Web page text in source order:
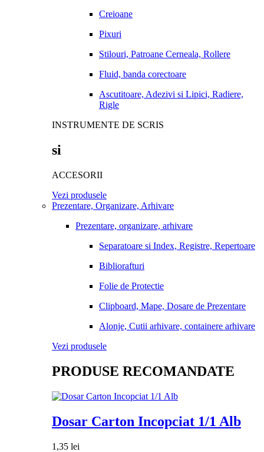
Creioane
Pixuri
Stilouri, Patroane Cerneala, Rollere
Fluid, banda corectoare
Ascutitoare, Adezivi si Lipici, Radiere,
Rigle
INSTRUMENTE DE SCRIS
si
ACCESORII
Vezi produsele
Prezentare, Organizare, Arhivare
Prezentare, organizare, arhivare
Separatoare si Index, Registre, Repertoare
Bibliorafturi
Folie de Protectie
Clipboard, Mape, Dosare de Prezentare
Alonje, Cutii arhivare, containere arhivare
Vezi produsele
PRODUSE RECOMANDATE
Dosar Carton Incopciat 1/1 Alb
1,35 lei